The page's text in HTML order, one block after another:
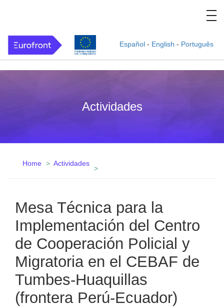
Español - English - Português
Actividades
Home Actividades
Mesa Técnica para la
Implementación del Centro
de Cooperación Policial y
Migratoria en el CEBAF de
Tumbes-Huaquillas
(frontera Perú-Ecuador)